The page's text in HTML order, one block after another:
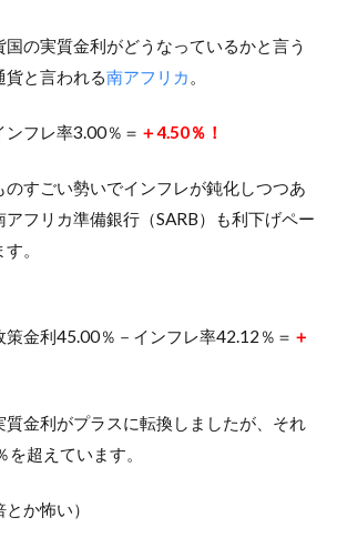
の実質金利がどうなっているかと言う
貨と言われる南アフリカ 。
フレ率3.00％＝ ＋4.50％！
すごい勢いでインフレが鈍化しつつあ
アフリカ準備銀行（SARB）も利下げペー
。
策金利45.00％－インフレ率42.12％＝ ＋
質金利がプラスに転換しましたが、それ
超えています。
か怖い）